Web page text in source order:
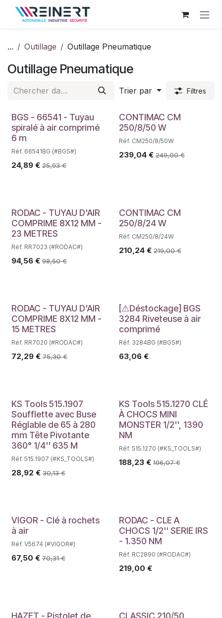
Se rendre au contenu
... Outillage Outillage Pneumatique
Outillage Pneumatique
Trier par Filtres
BGS - 66541 - Tuyau
spiralé à air comprimé
6 m
Réf. 66541BG (#BGS#)
24,89 € 25,93€
CONTIMAC CM
250/8/50 W
Réf. CM250/8/50W
239,04€ 249,00€
RODAC - TUYAU D'AIR
COMPRIME 8X12 MM -
23 METRES
Réf. RR7023 (#RODAC#)
94,56 € 98,50€
CONTIMAC CM
250/8/24 W
Réf. CM250/8/24W
210,24€ 219,00€
RODAC - TUYAU D'AIR
COMPRIME 8X12 MM -
15 METRES
Réf. RR7020 (#RODAC#)
72,29 € 75,30€
Déstockage
[⚠Déstockage] BGS
3284 Riveteuse à air
comprimé
Réf. 3284BG (#BGS#)
63,06€
KS Tools 515.1907
Soufflette avec Buse
Réglable de 65 à 280
mm Tête Pivotante
360° 1/4'' 635 M
Réf. 515.1907 (#KS_TOOLS#)
28,92 € 30,13€
KS Tools 515.1270 CLÉ
À CHOCS MINI
MONSTER 1/2'', 1390
NM
Réf. 515.1270 (#KS_TOOLS#)
188,23€ 196,07€
VIGOR - Clé à rochets
à air
Réf. V5674 (#VIGOR#)
67,50 € 70,31€
RODAC - CLE A
CHOCS 1/2'' SERIE IRS
- 1.350 NM
Réf. RC2890 (#RODAC#)
219,00 €
HAZET - Pistolet de
CLASSIC 210/50